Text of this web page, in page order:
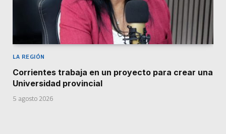
LA REGIÓN
Corrientes trabaja en un proyecto para crear una
Universidad provincial
5 agosto 2026